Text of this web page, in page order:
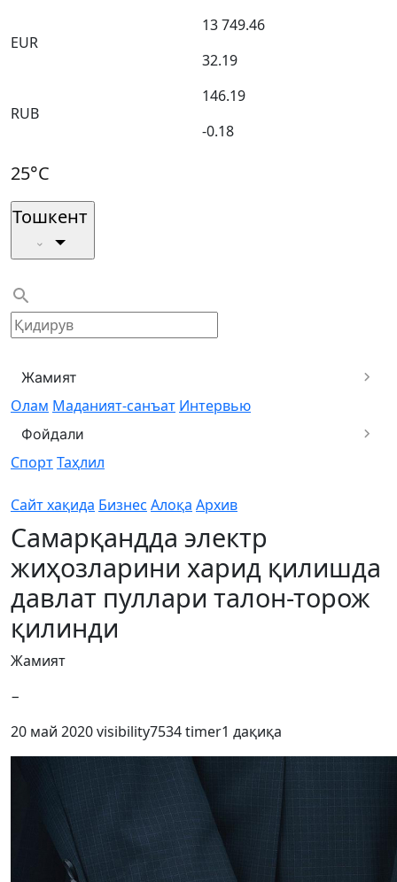
EUR
13 749.46
32.19
RUB
146.19
-0.18
25°C
Тошкент
Жамият
Олам Маданият-санъат Интервью
Фойдали
СпортТаҳлил
Сайт хақида Бизнес Алоқа Архив
Самарқандда электр
жиҳозларини харид қилишда
давлат пуллари талон-торож
қилинди
Жамият
−
20 май 2020visibility7534timer1 дақиқа